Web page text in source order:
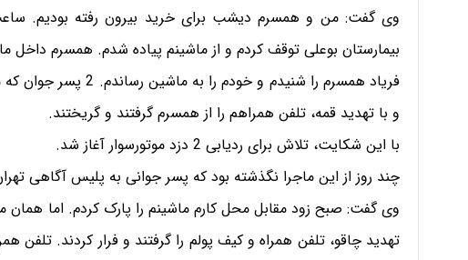
بیمارستان بوعلی توقف کردم و از ماشینم پیاده شدم. همسرم
فریاد همسرم را شنیدم و
و با تهدید قمه، تلفن همراهم را از همسرم گرفتند و گریختند.
با این شکایت، تلاش برای ردیابی 2 دزد موتورسوار آغاز شد.
چند روز از این ماجرا نگذشته بود که پسر جوانی به پلیس آگاهی تهران رفت و از 2 دزد